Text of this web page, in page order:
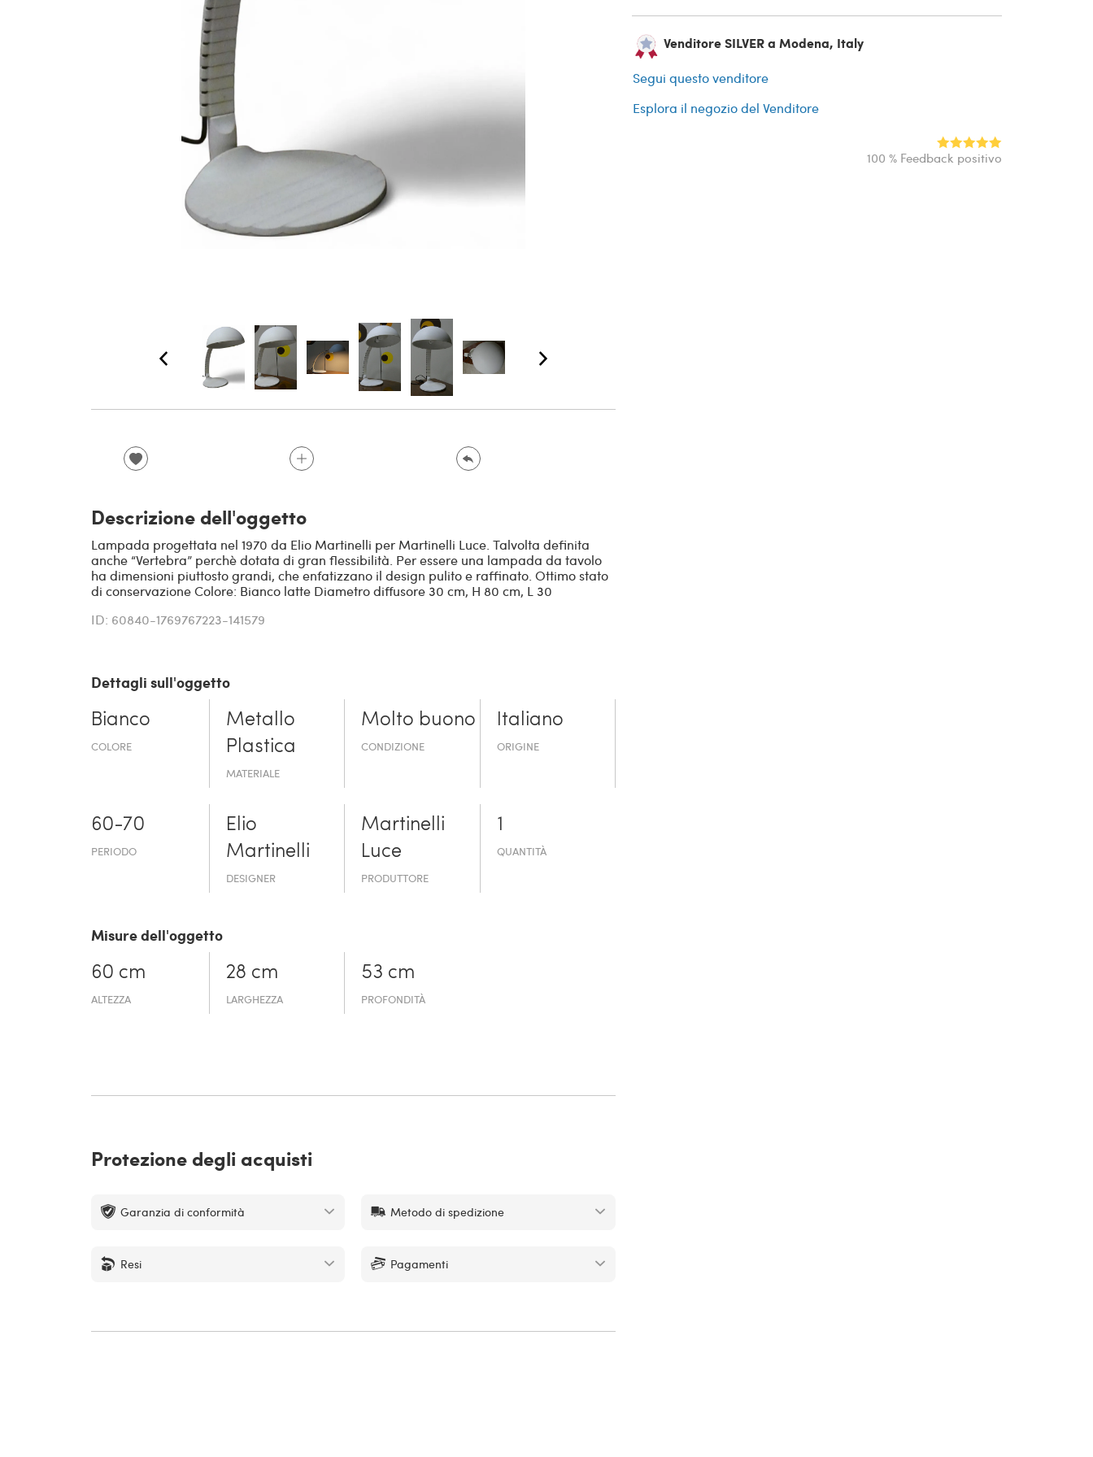
Venditore SILVER a Modena, Italy
Segui questo venditore
Esplora il negozio del Venditore
100 % Feedback positivo
Descrizione dell'oggetto
Lampada progettata nel 1970 da Elio Martinelli per Martinelli Luce. Talvolta definita
anche “Vertebra” perchè dotata di gran flessibilità. Per essere una lampada da tavolo
ha dimensioni piuttosto grandi, che enfatizzano il design pulito e raffinato. Ottimo stato
di conservazione Colore: Bianco latte Diametro diffusore 30 cm, H 80 cm, L 30
ID: 60840-1769767223-141579
Dettagli sull'oggetto
Bianco
COLORE
Metallo
Plastica
MATERIALE
Molto buono
CONDIZIONE
Italiano
ORIGINE
60-70
PERIODO
Elio
Martinelli
DESIGNER
Martinelli
Luce
PRODUTTORE
1
QUANTITÀ
Misure dell'oggetto
60 cm
ALTEZZA
28 cm
LARGHEZZA
53 cm
PROFONDITÀ
Protezione degli acquisti
Garanzia di conformità Metodo di spedizione
Resi Pagamenti